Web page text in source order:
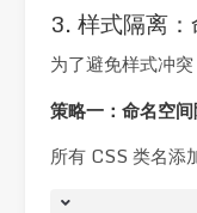
3. 样式隔离
为了避免样式冲
策略一：命名空
所有 CSS 类名添